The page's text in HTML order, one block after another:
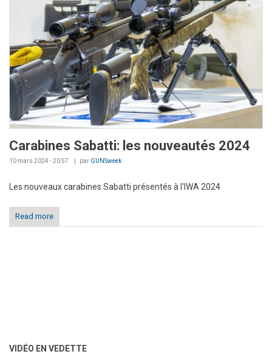
Carabines Sabatti: les nouveautés 2024
10 mars 2024 - 20:57 par GUNSweek
Les nouveaux carabines Sabatti présentés à l'IWA 2024
Read more
VIDÉO EN VEDETTE